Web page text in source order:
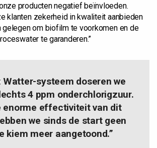
producten negatief beïnvloeden.
klanten zekerheid in kwaliteit aanbieden
gelegen om biofilm te voorkomen en de
te garanderen.”
Watter-systeem doseren we
4 ppm onderchlorigzuur.
enorme effectiviteit van dit
we sinds de start geen
kiem meer aangetoond.”